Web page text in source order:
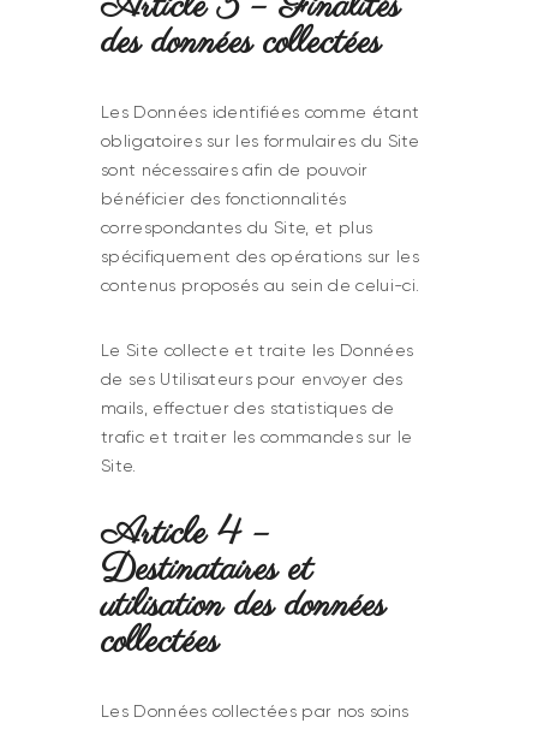
des données collectées
Les Données identifiées comme étant
obligatoires sur les formulaires du Site
sont nécessaires afin de pouvoir
bénéficier des fonctionnalités
correspondantes du Site, et plus
spécifiquement des opérations sur les
contenus proposés au sein de celui-ci.
Le Site collecte et traite les Données
de ses Utilisateurs pour envoyer des
mails, effectuer des statistiques de
trafic et traiter les commandes sur le
Site.
Article 4 –
Destinataires et
utilisation des données
collectées
Les Données collectées par nos soins